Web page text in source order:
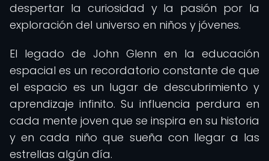
despertar la curiosidad y la pasión por la
exploración del universo en niños y jóvenes.
El legado de John Glenn en la educación
espacial es un recordatorio constante de que
el espacio es un lugar de descubrimiento y
aprendizaje infinito. Su influencia perdura en
cada mente joven que se inspira en su historia
y en cada niño que sueña con llegar a las
estrellas algún día.